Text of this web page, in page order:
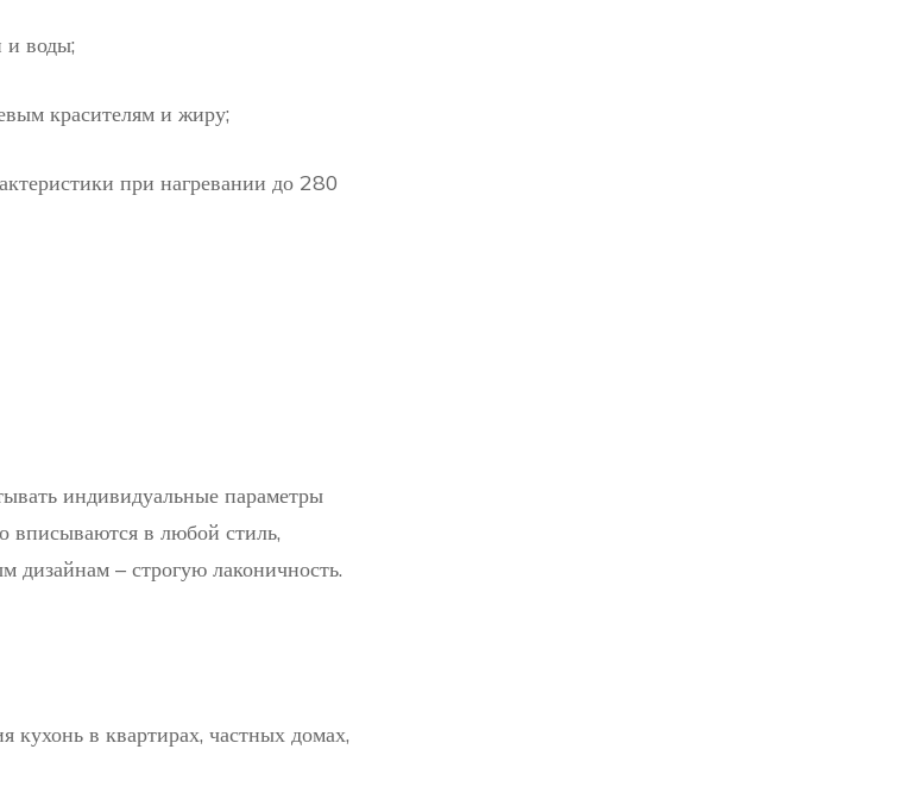
и воды;
красителям и жиру;
при нагревании до 280
индивидуальные параметры
вписываются в любой стиль,
дизайнам – строгую лаконичность.
кухонь в квартирах, частных домах,